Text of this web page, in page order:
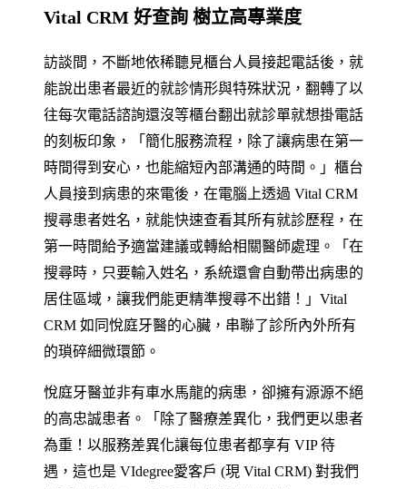
Vital CRM 好查詢 樹立高專業度
訪談間，不斷地依稀聽見櫃台人員接起電話後，就
能說出患者最近的就診情形與特殊狀況，翻轉了以
往每次電話諮詢還沒等櫃台翻出就診單就想掛電話
的刻板印象，「簡化服務流程，除了讓病患在第一
時間得到安心，也能縮短內部溝通的時間。」櫃台
人員接到病患的來電後，在電腦上透過 Vital CRM
搜尋患者姓名，就能快速查看其所有就診歷程，在
第一時間給予適當建議或轉給相關醫師處理。「在
搜尋時，只要輸入姓名，系統還會自動帶出病患的
居住區域，讓我們能更精準搜尋不出錯！」Vital
CRM 如同悅庭牙醫的心臟，串聯了診所內外所有
的瑣碎細微環節。
悅庭牙醫並非有車水馬龍的病患，卻擁有源源不絕
的高忠誠患者。「除了醫療差異化，我們更以患者
為重！以服務差異化讓每位患者都享有 VIP 待
遇，這也是 VIdegree愛客戶 (現 Vital CRM) 對我們